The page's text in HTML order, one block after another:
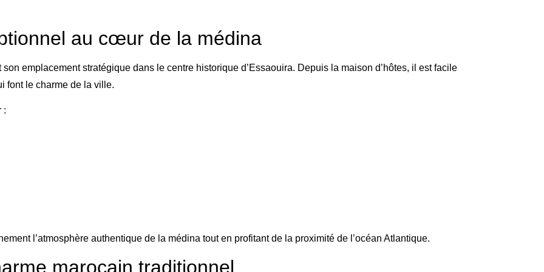
au cœur de la médina
emplacement stratégique dans le centre historique d’Essaouira. Depuis la maison d’hôtes, il est facile
font le charme de la ville.
:
l’atmosphère authentique de la médina tout en profitant de la proximité de l’océan Atlantique.
marocain traditionnel